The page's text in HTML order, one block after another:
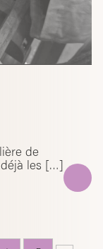
de
les […]